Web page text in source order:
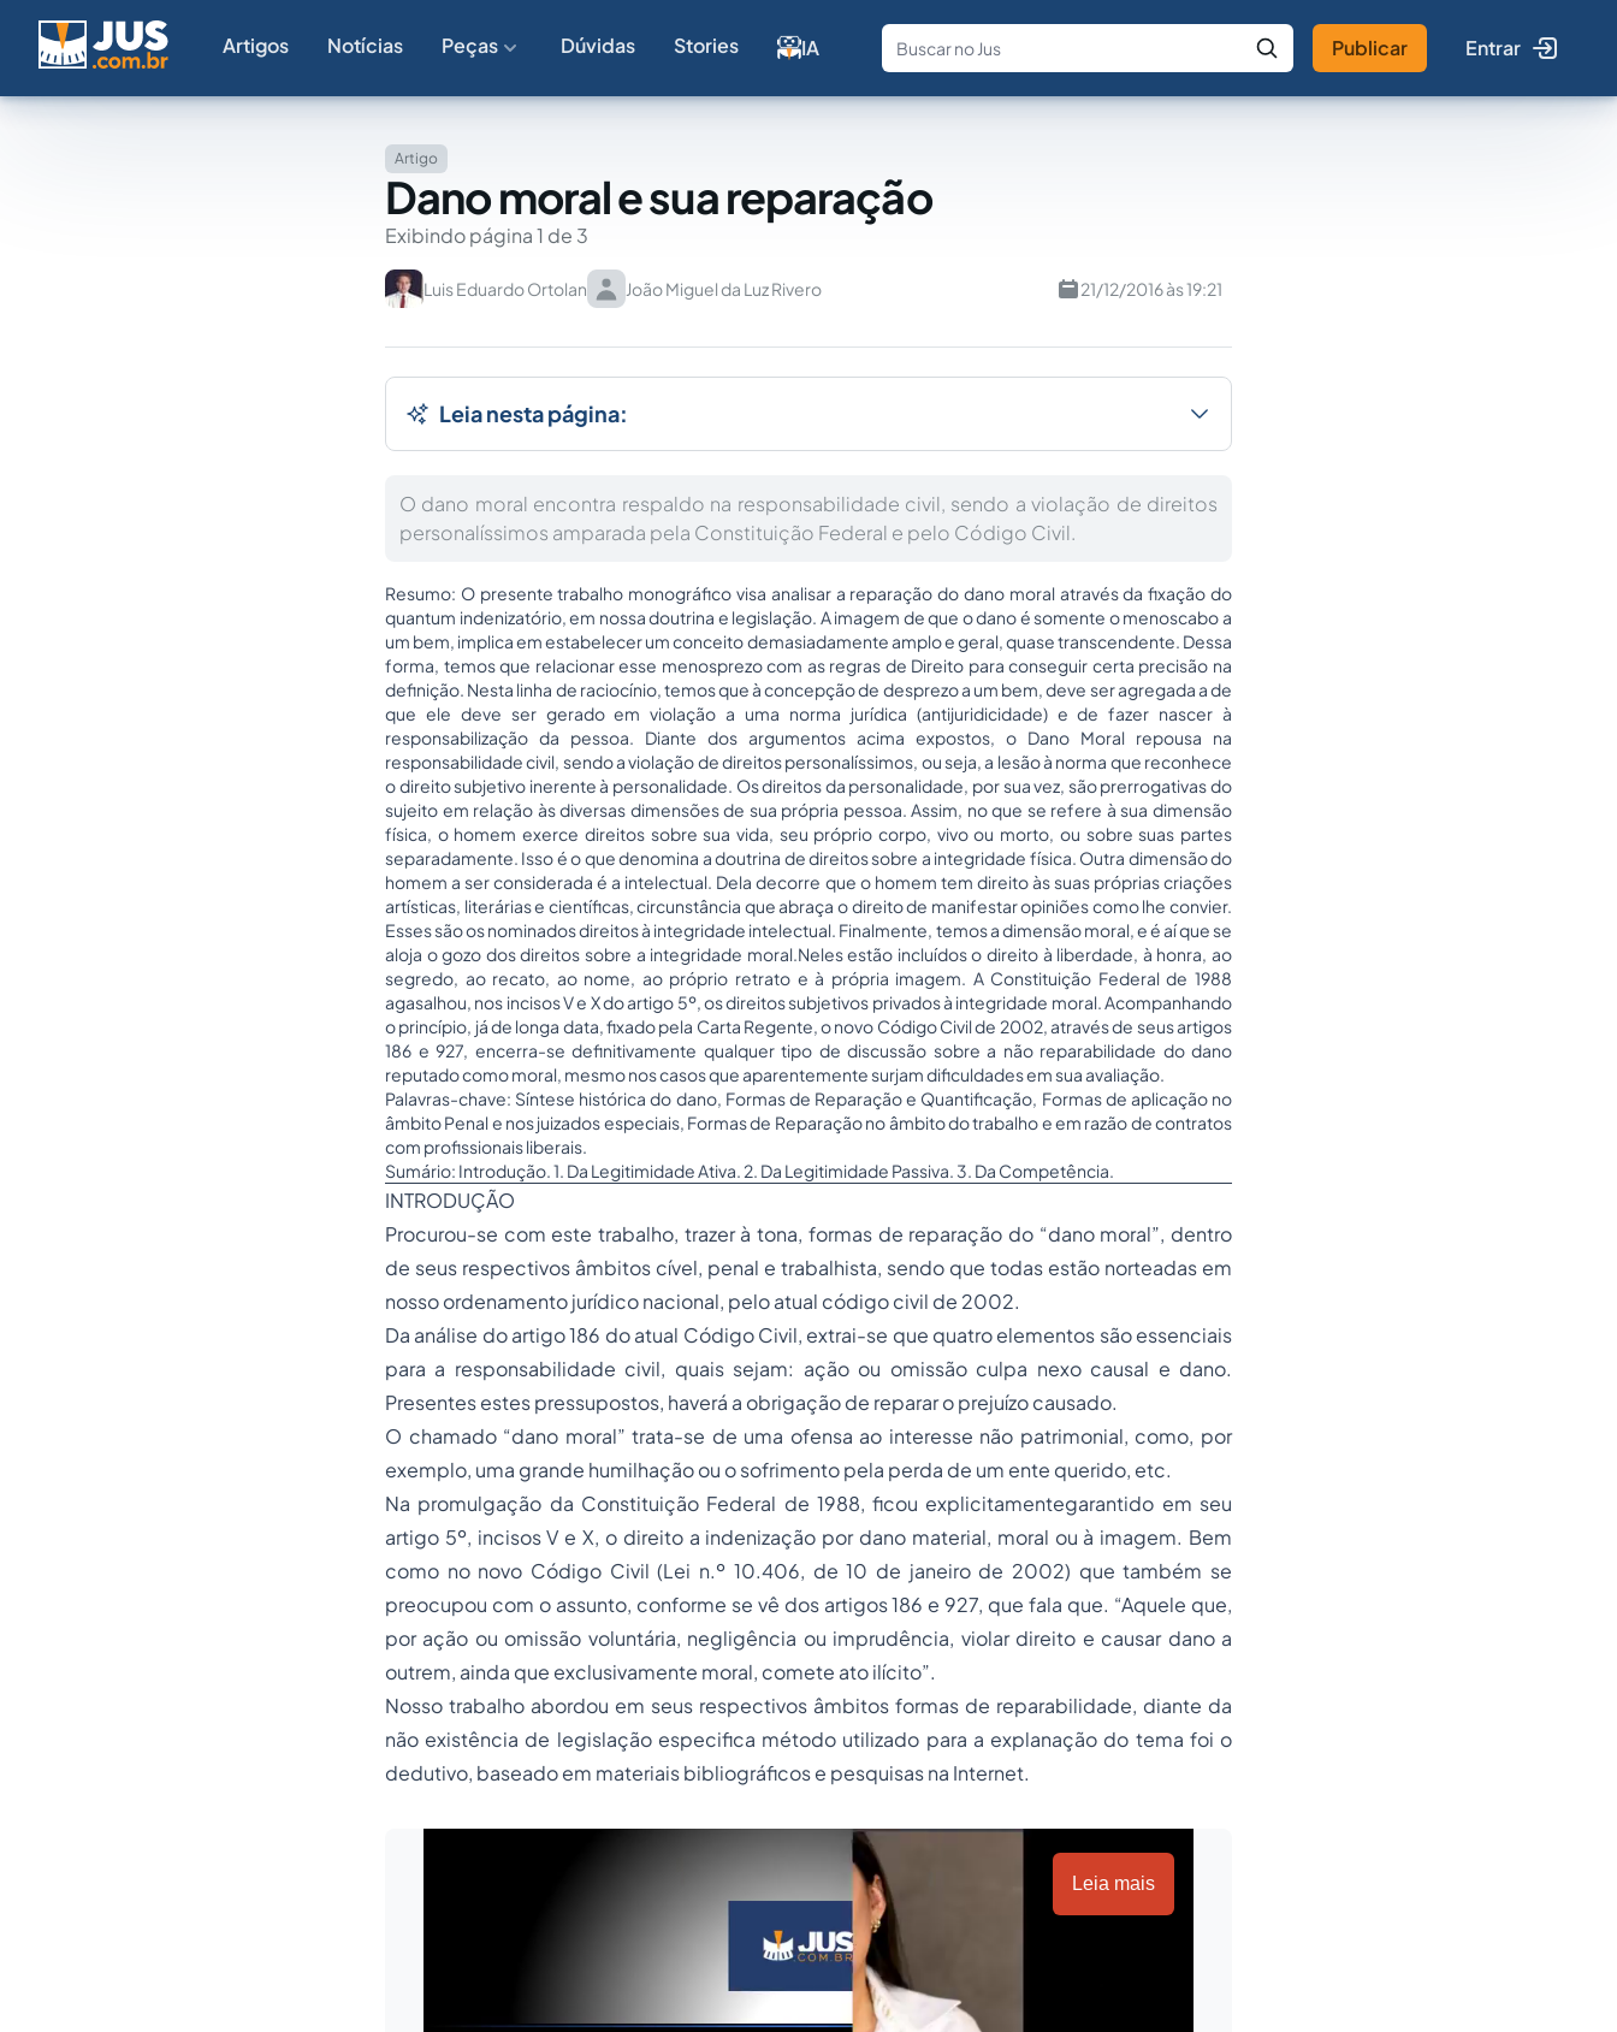
Artigos Notícias Peças Dúvidas Stories IA
Fale com a IA Buscar no Jus
Publicar Entrar
Artigo
Dano moral e sua reparação
Exibindo página 1 de 3
Luis Eduardo Ortolan João Miguel da Luz Rivero 21/12/2016 às 19:21
Leia nesta página:
O dano moral encontra respaldo na responsabilidade civil, sendo a violação de direitos
personalíssimos amparada pela Constituição Federal e pelo Código Civil.
Resumo: O presente trabalho monográfico visa analisar a reparação do dano moral através da fixação do
quantum indenizatório, em nossa doutrina e legislação. A imagem de que o dano é somente o menoscabo a
um bem, implica em estabelecer um conceito demasiadamente amplo e geral, quase transcendente. Dessa
forma, temos que relacionar esse menosprezo com as regras de Direito para conseguir certa precisão na
definição. Nesta linha de raciocínio, temos que à concepção de desprezo a um bem, deve ser agregada a de
que ele deve ser gerado em violação a uma norma jurídica (antijuridicidade) e de fazer nascer à
responsabilização da pessoa. Diante dos argumentos acima expostos, o Dano Moral repousa na
responsabilidade civil, sendo a violação de direitos personalíssimos, ou seja, a lesão à norma que reconhece
o direito subjetivo inerente à personalidade. Os direitos da personalidade, por sua vez, são prerrogativas do
sujeito em relação às diversas dimensões de sua própria pessoa. Assim, no que se refere à sua dimensão
física, o homem exerce direitos sobre sua vida, seu próprio corpo, vivo ou morto, ou sobre suas partes
separadamente. Isso é o que denomina a doutrina de direitos sobre a integridade física. Outra dimensão do
homem a ser considerada é a intelectual. Dela decorre que o homem tem direito às suas próprias criações
artísticas, literárias e científicas, circunstância que abraça o direito de manifestar opiniões como lhe convier.
Esses são os nominados direitos à integridade intelectual. Finalmente, temos a dimensão moral, e é aí que se
aloja o gozo dos direitos sobre a integridade moral.Neles estão incluídos o direito à liberdade, à honra, ao
segredo, ao recato, ao nome, ao próprio retrato e à própria imagem. A Constituição Federal de 1988
agasalhou, nos incisos V e X do artigo 5º, os direitos subjetivos privados à integridade moral. Acompanhando
o princípio, já de longa data, fixado pela Carta Regente, o novo Código Civil de 2002, através de seus artigos
186 e 927, encerra-se definitivamente qualquer tipo de discussão sobre a não reparabilidade do dano
reputado como moral, mesmo nos casos que aparentemente surjam dificuldades em sua avaliação.
Palavras-chave: Síntese histórica do dano, Formas de Reparação e Quantificação, Formas de aplicação no
âmbito Penal e nos juizados especiais, Formas de Reparação no âmbito do trabalho e em razão de contratos
com profissionais liberais.
Sumário: Introdução. 1. Da Legitimidade Ativa. 2. Da Legitimidade Passiva. 3. Da Competência.
INTRODUÇÃO
Procurou-se com este trabalho, trazer à tona, formas de reparação do “dano moral”, dentro
de seus respectivos âmbitos cível, penal e trabalhista, sendo que todas estão norteadas em
nosso ordenamento jurídico nacional, pelo atual código civil de 2002.
Da análise do artigo 186 do atual Código Civil, extrai-se que quatro elementos são essenciais
para a responsabilidade civil, quais sejam: ação ou omissão culpa nexo causal e dano.
Presentes estes pressupostos, haverá a obrigação de reparar o prejuízo causado.
O chamado “dano moral” trata-se de uma ofensa ao interesse não patrimonial, como, por
exemplo, uma grande humilhação ou o sofrimento pela perda de um ente querido, etc.
Na promulgação da Constituição Federal de 1988, ficou explicitamentegarantido em seu
artigo 5º, incisos V e X, o direito a indenização por dano material, moral ou à imagem. Bem
como no novo Código Civil (Lei n.º 10.406, de 10 de janeiro de 2002) que também se
preocupou com o assunto, conforme se vê dos artigos 186 e 927, que fala que. “Aquele que,
por ação ou omissão voluntária, negligência ou imprudência, violar direito e causar dano a
outrem, ainda que exclusivamente moral, comete ato ilícito”.
Nosso trabalho abordou em seus respectivos âmbitos formas de reparabilidade, diante da
não existência de legislação especifica método utilizado para a explanação do tema foi o
dedutivo, baseado em materiais bibliográficos e pesquisas na Internet.
Leia mais